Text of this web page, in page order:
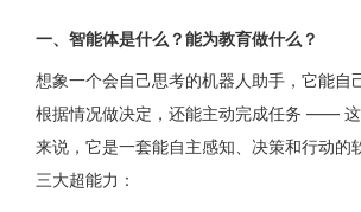
一、智能体是什么？能为教育做什么？
想象一个会自己思考的机器人助手，它能自
根据情况做决定，还能主动完成任务 ——
来说，它是一套能自主感知、决策和行动的
三大超能力：